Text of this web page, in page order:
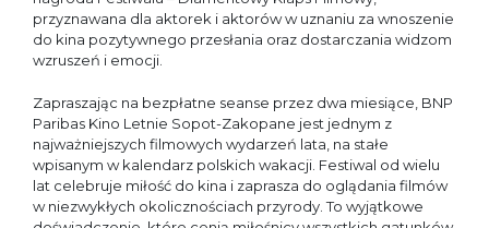
przyznawana dla aktorek i aktorów w uznaniu za wnoszenie
do kina pozytywnego przesłania oraz dostarczania widzom
wzruszeń i emocji.
Zapraszając na bezpłatne seanse przez dwa miesiące, BNP
Paribas Kino Letnie Sopot-Zakopane jest jednym z
najważniejszych filmowych wydarzeń lata, na stałe
wpisanym w kalendarz polskich wakacji. Festiwal od wielu
lat celebruje miłość do kina i zaprasza do oglądania filmów
w niezwykłych okolicznościach przyrody. To wyjątkowe